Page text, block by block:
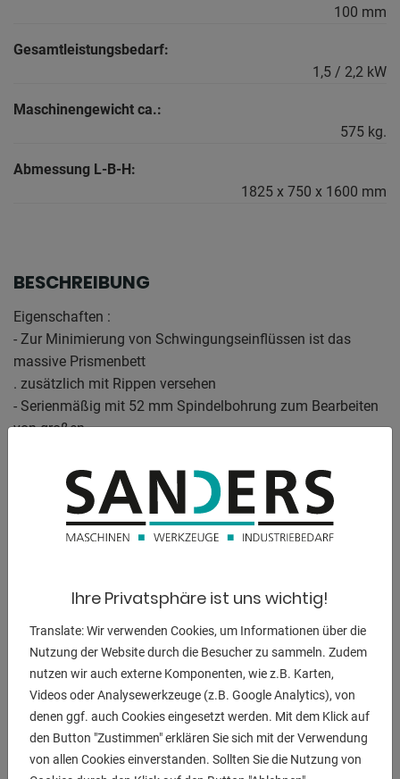
100 mm
Gesamtleistungsbedarf:
1,5 / 2,2 kW
Maschinengewicht ca.:
575 kg.
Abmessung L-B-H:
1825 x 750 x 1600 mm
BESCHREIBUNG
Eigenschaften :
- Zur Minimierung von Schwingungseinflüssen ist das
massive Prismenbett
. zusätzlich mit Rippen versehen
- Serienmäßig mit 52 mm Spindelbohrung zum Bearbeiten
von großen
- Optimal geeignet zum Bearbeiten von Stahl, NE-
Materialien und Kunststoffen
- Herausnehmbare Brücke für die Bearbeitung von
Werkstücken mit großem
ausziehbare Spänewanne
- Die Drehzahl- und Vorschubeinstellung ist einfach
aufgebaut, leichtgängg und
. präzise schaltbar
- Elektromechanische Fußbremse zur Reduzierung der
Nebenzeiten
- Moderne Hauptspindellagerung mit Schrägkugellager in
Präzisionsausführung
Ihre Privatsphäre ist uns wichtig!
Translate: Wir verwenden Cookies, um Informationen über die
Nutzung der Website durch die Besucher zu sammeln. Zudem
nutzen wir auch externe Komponenten, wie z.B. Karten,
Videos oder Analysewerkzeuge (z.B. Google Analytics), von
denen ggf. auch Cookies eingesetzt werden. Mit dem Klick auf
den Button "Zustimmen" erklären Sie sich mit der Verwendung
von allen Cookies einverstanden. Sollten Sie die Nutzung von